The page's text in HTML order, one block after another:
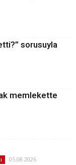
sorusuyla
memlekette
05.08.2026